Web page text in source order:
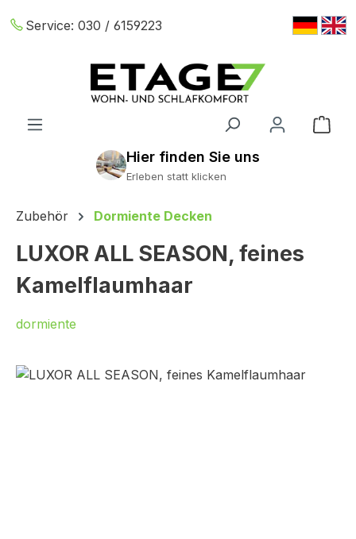
Zum Hauptinhalt springen
Service: 030 / 6159223
Erleben statt klicken
Zubehör Dormiente Decken
LUXOR ALL SEASON, feines
Kamelflaumhaar
dormiente
Bildergalerie überspringen